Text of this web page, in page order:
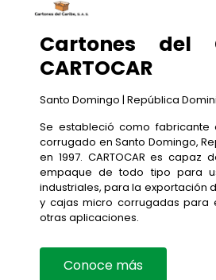
Cartones del
CARTOCAR
Santo Domingo | República
Se estableció como
corrugado en Santo Domingo,
en 1997. CARTOCAR es
empaque de todo tipo para
industriales, para la exportación
y cajas micro corrugadas para
otras aplicaciones.
Conoce más